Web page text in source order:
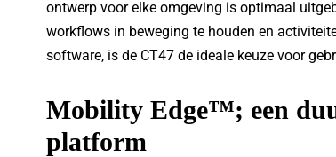
ontwerp voor elke omgeving is optimaal
workflows in beweging te houden en
software, is de CT47 de ideale keuze voor
Mobility Edge™; een
platform